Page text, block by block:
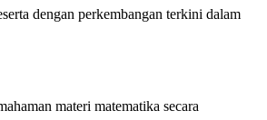
dengan perkembangan terkini dalam
materi matematika secara